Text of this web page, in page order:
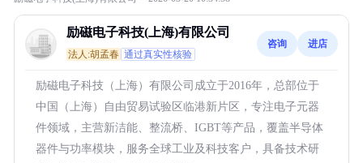
励磁电子科技(上海)有限公司
法人:胡孟春 通过真实性核验
咨询 进店
励磁电子科技（上海）有限公司成立于2016年，总部位于
中国（上海）自由贸易试验区临港新片区，专注电子元器
件领域，主营新洁能、整流桥、IGBT等产品，覆盖半导体
器件与功率模块，服务全球工业及科技客户，具备技术研